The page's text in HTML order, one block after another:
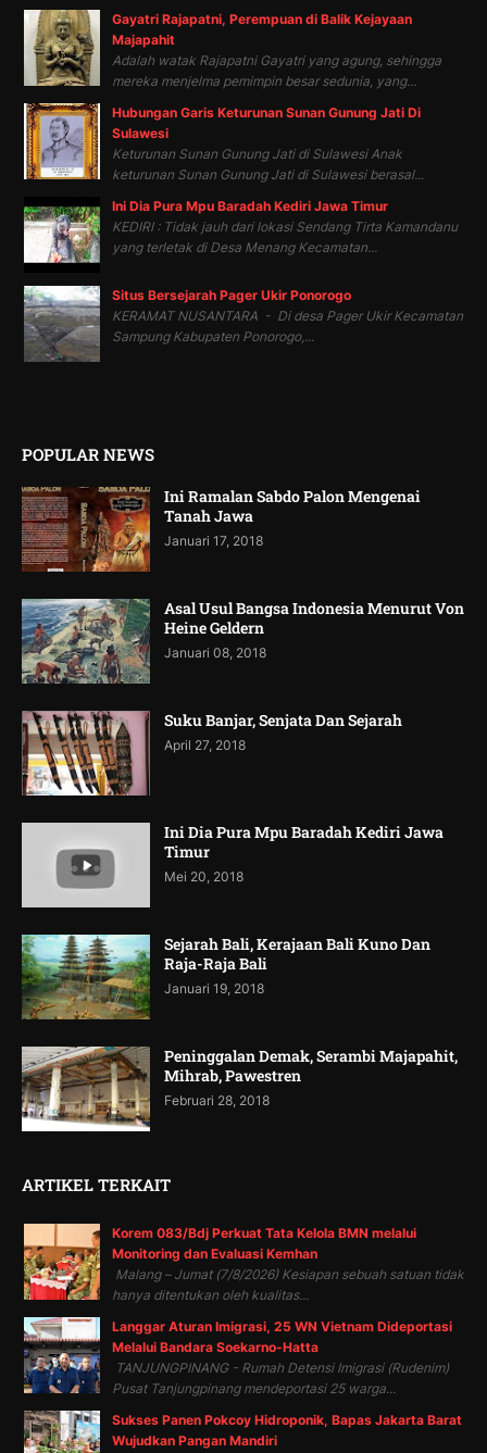
Gayatri Rajapatni, Perempuan di Balik Kejayaan
Majapahit
Adalah watak Rajapatni Gayatri yang agung, sehingga
mereka menjelma pemimpin besar sedunia, yang...
Hubungan Garis Keturunan Sunan Gunung Jati Di
Sulawesi
Keturunan Sunan Gunung Jati di Sulawesi Anak
keturunan Sunan Gunung Jati di Sulawesi berasal...
Ini Dia Pura Mpu Baradah Kediri Jawa Timur
KEDIRI : Tidak jauh dari lokasi Sendang Tirta Kamandanu
yang terletak di Desa Menang Kecamatan...
Situs Bersejarah Pager Ukir Ponorogo
KERAMAT NUSANTARA - Di desa Pager Ukir Kecamatan
Sampung Kabupaten Ponorogo,...
POPULAR NEWS
Ini Ramalan Sabdo Palon Mengenai
Tanah Jawa
Januari 17, 2018
Asal Usul Bangsa Indonesia Menurut Von
Heine Geldern
Januari 08, 2018
Suku Banjar, Senjata Dan Sejarah
April 27, 2018
Ini Dia Pura Mpu Baradah Kediri Jawa
Timur
Mei 20, 2018
Sejarah Bali, Kerajaan Bali Kuno Dan
Raja-Raja Bali
Januari 19, 2018
Peninggalan Demak, Serambi Majapahit,
Mihrab, Pawestren
Februari 28, 2018
ARTIKEL TERKAIT
Korem 083/Bdj Perkuat Tata Kelola BMN melalui
Monitoring dan Evaluasi Kemhan
Malang – Jumat (7/8/2026) Kesiapan sebuah satuan tidak
hanya ditentukan oleh kualitas...
Langgar Aturan Imigrasi, 25 WN Vietnam Dideportasi
Melalui Bandara Soekarno-Hatta
TANJUNGPINANG - Rumah Detensi Imigrasi (Rudenim)
Pusat Tanjungpinang mendeportasi 25 warga...
Sukses Panen Pokcoy Hidroponik, Bapas Jakarta Barat
Wujudkan Pangan Mandiri